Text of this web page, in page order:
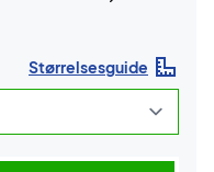
Størrelsesguide